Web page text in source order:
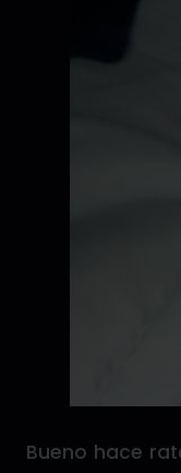
Bueno hace